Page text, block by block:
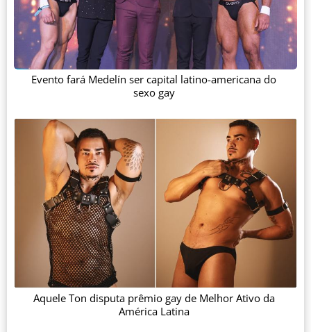
Evento fará Medelín ser capital latino-americana do
sexo gay
Aquele Ton disputa prêmio gay de Melhor Ativo da
América Latina